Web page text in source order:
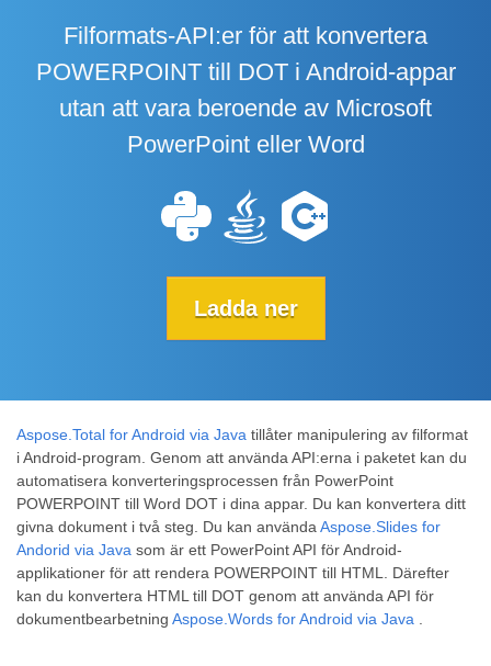
Filformats-API:er för att konvertera
POWERPOINT till DOT i Android-appar
utan att vara beroende av Microsoft
PowerPoint eller Word
Ladda ner
Aspose.Total for Android via Java tillåter manipulering av filformat
i Android-program. Genom att använda API:erna i paketet kan du
automatisera konverteringsprocessen från PowerPoint
POWERPOINT till Word DOT i dina appar. Du kan konvertera ditt
givna dokument i två steg. Du kan använda Aspose.Slides for
Andorid via Java som är ett PowerPoint API för Android-
applikationer för att rendera POWERPOINT till HTML. Därefter
kan du konvertera HTML till DOT genom att använda API för
dokumentbearbetning Aspose.Words for Android via Java